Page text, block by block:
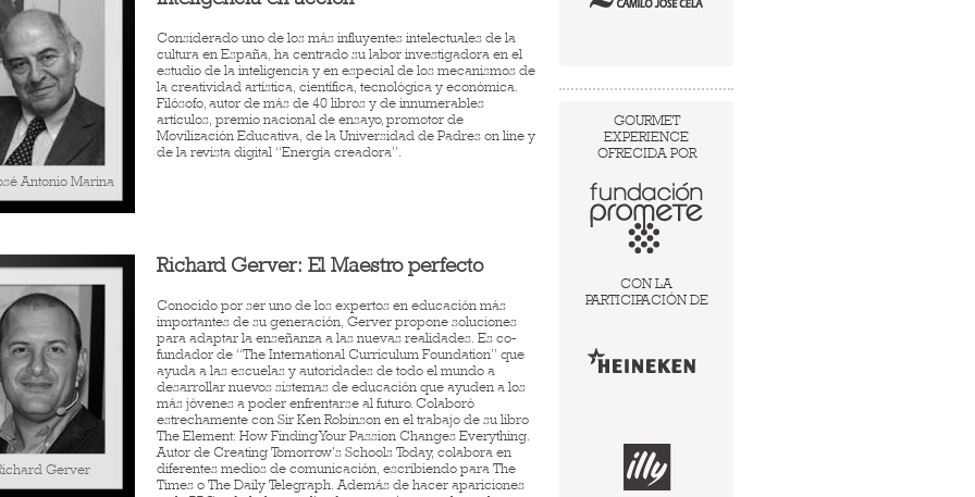
Antonio Marina
Considerado uno de los más influyentes intelectuales de la
cultura en España, ha centrado su labor investigadora en el
estudio de la inteligencia y en especial de los mecanismos de
la creatividad artística, científica, tecnológica y económica.
Filósofo, autor de más de 40 libros y de innumerables
artículos, premio nacional de ensayo, promotor de
Movilización Educativa, de la Universidad de Padres on line y
de la revista digital “Energía creadora”.
Gerver
Richard Gerver: El Maestro perfecto
Conocido por ser uno de los expertos en educación más
importantes de su generación, Gerver propone soluciones
para adaptar la enseñanza a las nuevas realidades. Es co-
fundador de “The International Curriculum Foundation” que
ayuda a las escuelas y autoridades de todo el mundo a
desarrollar nuevos sistemas de educación que ayuden a los
más jóvenes a poder enfrentarse al futuro. Colaboró
estrechamente con Sir Ken Robinson en el trabajo de su libro
The Element: How Finding Your Passion Changes Everything.
Autor de Creating Tomorrow's Schools Today, colabora en
diferentes medios de comunicación, escribiendo para The
Times o The Daily Telegraph. Además de hacer apariciones
GOURMET
EXPERIENCE
OFRECIDA POR
CON LA
PARTICIPACIÓN DE